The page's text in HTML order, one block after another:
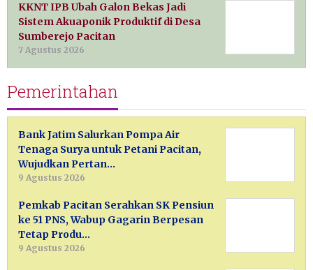
KKNT IPB Ubah Galon Bekas Jadi
Sistem Akuaponik Produktif di Desa
Sumberejo Pacitan
7 Agustus 2026
Pemerintahan
Bank Jatim Salurkan Pompa Air
Tenaga Surya untuk Petani Pacitan,
Wujudkan Pertan…
9 Agustus 2026
Pemkab Pacitan Serahkan SK Pensiun
ke 51 PNS, Wabup Gagarin Berpesan
Tetap Produ…
9 Agustus 2026